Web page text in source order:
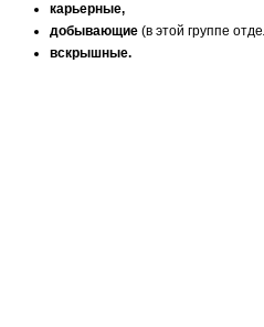
карьерные,
добывающие (в этой группе
вскрышные.